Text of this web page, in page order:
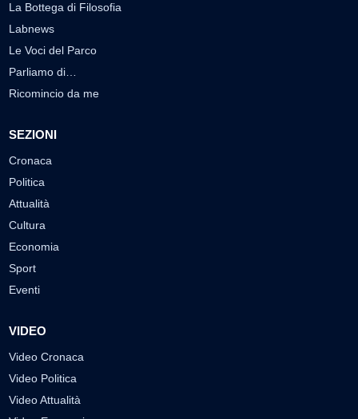
La Bottega di Filosofia
Labnews
Le Voci del Parco
Parliamo di…
Ricomincio da me
SEZIONI
Cronaca
Politica
Attualità
Cultura
Economia
Sport
Eventi
VIDEO
Video Cronaca
Video Politica
Video Attualità